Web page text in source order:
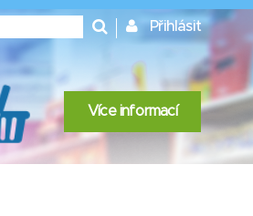
Přihlásit
Více informací